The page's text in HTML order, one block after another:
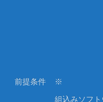
前提条件 ※
組込みソフ